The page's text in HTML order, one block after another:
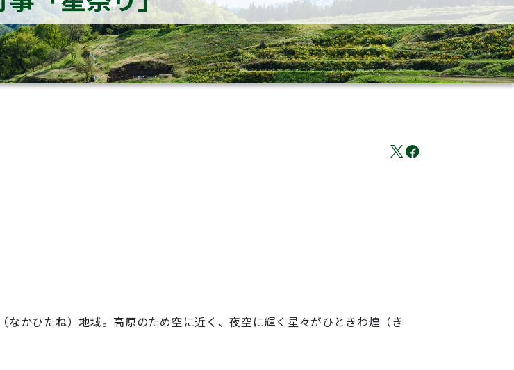
かひたね）地域。高原のため空に近く、夜空に輝く星々がひときわ煌（き